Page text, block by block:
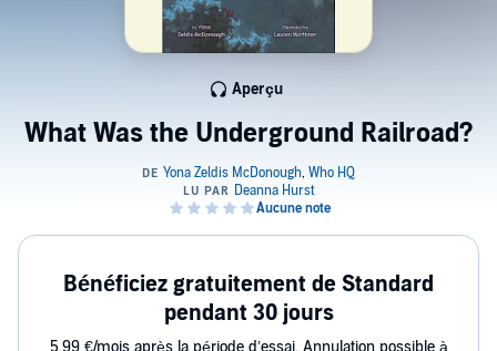
What Was the Underground Railroad?
Aperçu
Bénéficiez gratuitement de Standard
pendant 30 jours
5,99 €/mois après la période d’essai. Annulation possible à